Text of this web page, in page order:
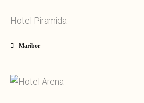
Hotel Piramida
Maribor